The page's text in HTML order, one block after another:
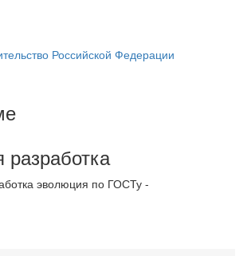
Российской Федерации
разработка
эволюция по ГОСТу -